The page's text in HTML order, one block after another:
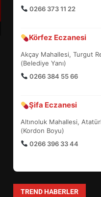
0266 373 11 22
Körfez Eczanesi
Akçay Mahallesi, Turgut
(Belediye Yanı)
0266 384 55 66
Şifa Eczanesi
Altınoluk Mahallesi,
(Kordon Boyu)
0266 396 33 44
TREND HABERLER
5
6
7
1